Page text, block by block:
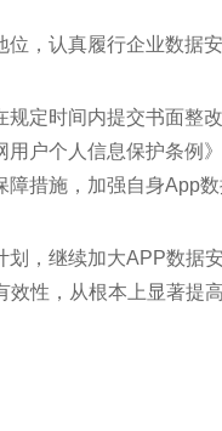
，认真履行企业数据
定时间内提交书面整
户个人信息保护条例
措施，加强自身App
，继续加大APP数据
性，从根本上显著提